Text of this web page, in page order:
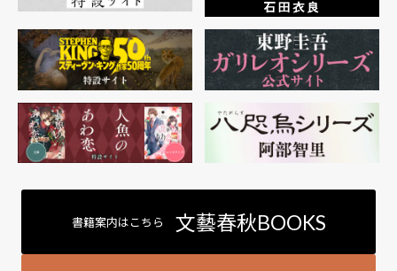
書籍案内はこちら 文藝春秋BOOKS